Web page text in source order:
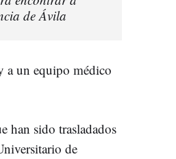
de Ávila
a un equipo médico
han sido trasladados
de